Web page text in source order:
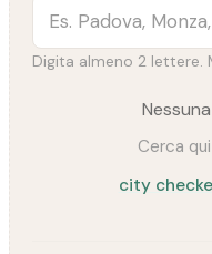
Digita almeno 2 lettere.
Cerca
city